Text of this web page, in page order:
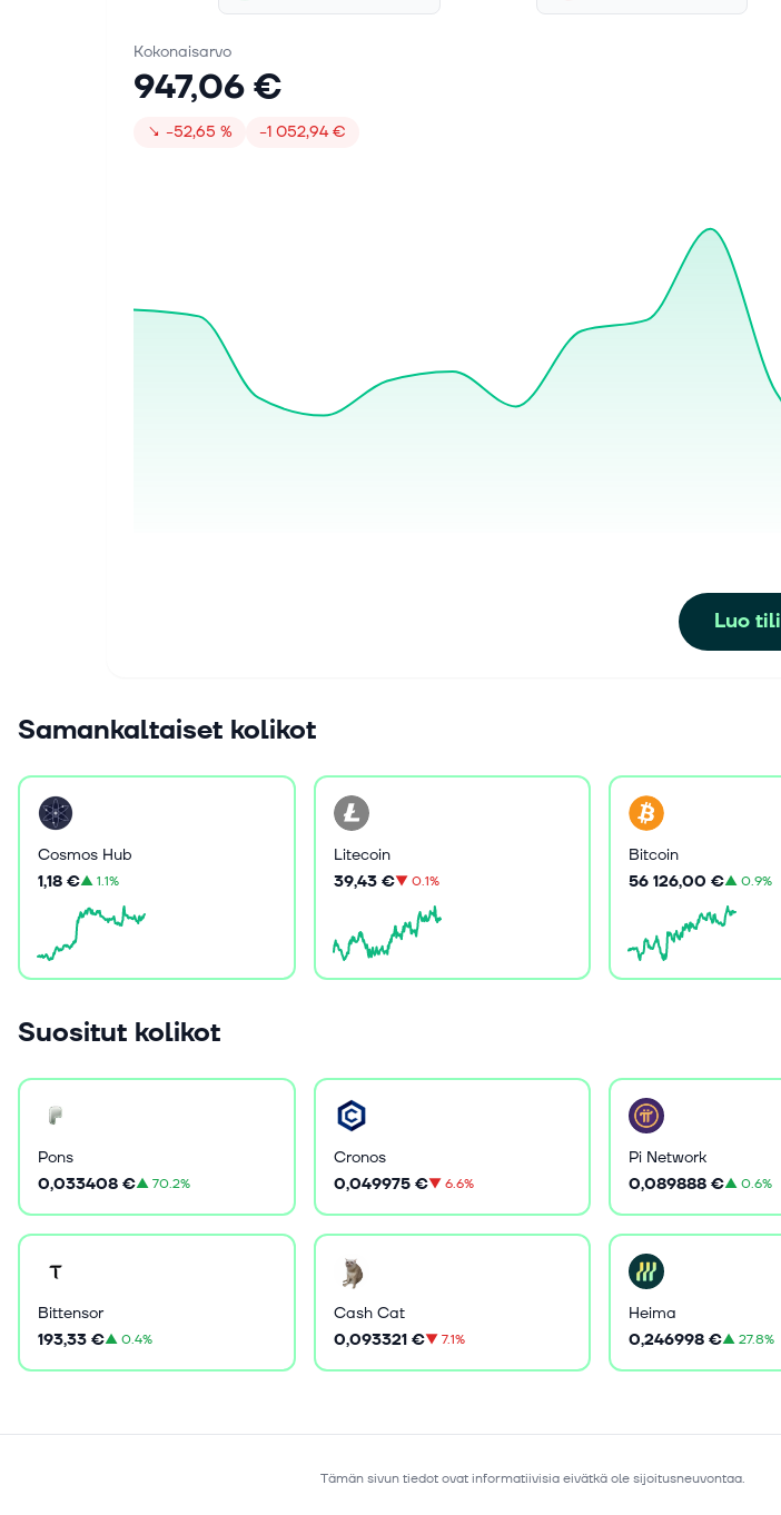
Kokonaisarvo
947,06 €
↘ −52,65 % −1 052,94 €
Luo tili
Samankaltaiset kolikot
Cosmos Hub
1,18 €▲1.1%
Litecoin
39,43 €▼ 0.1%
Bitcoin
56 126,00 €▲0.9%
Suositut kolikot
Pons
0,033408 €▲70.2%
Cronos
0,049975 €▼ 6.6%
Pi Network
0,089888 €▲0.6%
Bittensor
193,33 €▲0.4%
Cash Cat
0,093321 €▼ 7.1%
Heima
0,246998 €▲27.8%
Tämän sivun tiedot ovat informatiivisia eivätkä ole sijoitusneuvontaa.